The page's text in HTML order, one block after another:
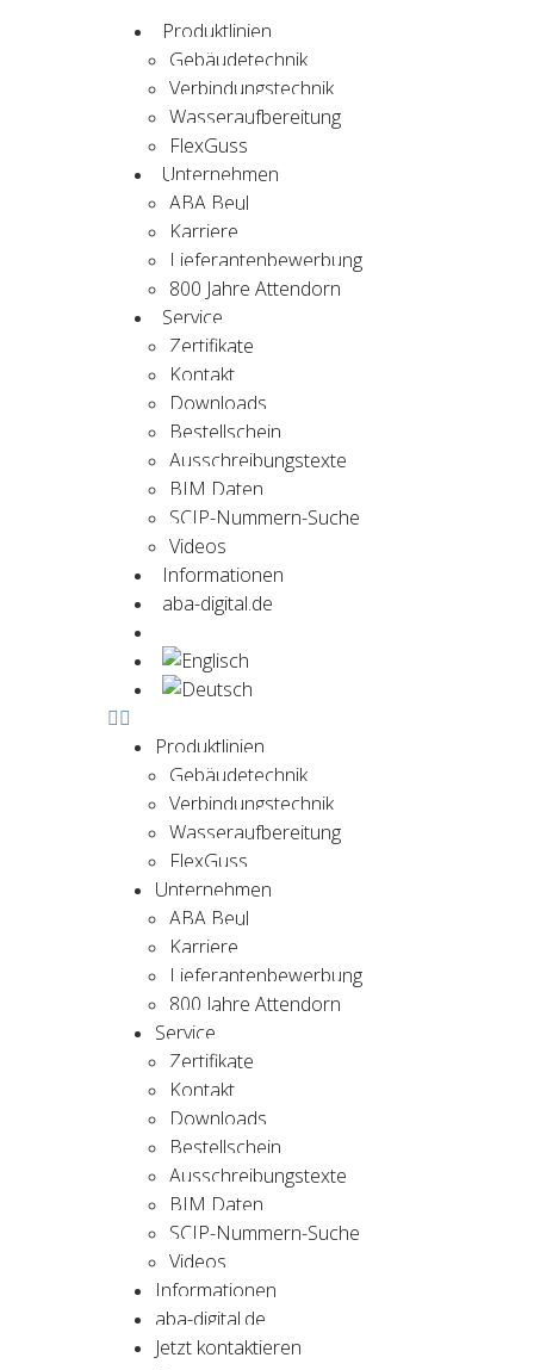
Produktlinien
Gebäudetechnik
Verbindungstechnik
Wasseraufbereitung
FlexGuss
Unternehmen
ABA Beul
Karriere
Lieferantenbewerbung
800 Jahre Attendorn
Service
Zertifikate
Kontakt
Downloads
Bestellschein
Ausschreibungstexte
BIM Daten
SCIP-Nummern-Suche
Videos
Informationen
aba-digital.de
Produktlinien
Gebäudetechnik
Verbindungstechnik
Wasseraufbereitung
FlexGuss
Unternehmen
ABA Beul
Karriere
Lieferantenbewerbung
800 Jahre Attendorn
Service
Zertifikate
Kontakt
Downloads
Bestellschein
Ausschreibungstexte
BIM Daten
SCIP-Nummern-Suche
Videos
Informationen
aba-digital.de
Jetzt kontaktieren